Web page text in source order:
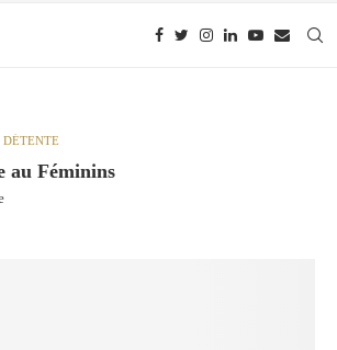
DÉTENTE
au Féminins